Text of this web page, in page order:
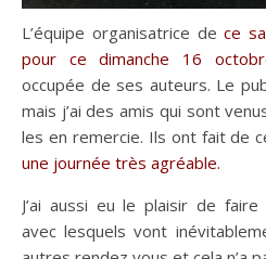
L’équipe organisatrice dece
pour ce dimanche 16
occupée de ses auteurs. Le
mais j’ai des amis qui sont
les en remercie. Ils ont fait de
une journée très agréable.
J’ai aussi eu le plaisir de faire
avec lesquels vont